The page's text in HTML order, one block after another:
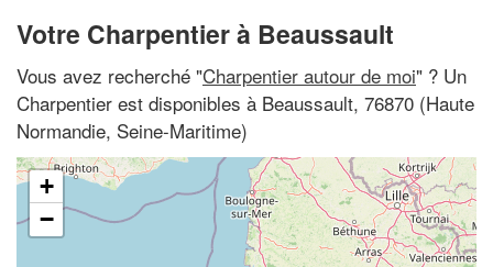
Votre Charpentier à Beaussault
Vous avez recherché "Charpentier autour de moi" ? Un
Charpentier est disponibles à Beaussault, 76870 (Haute
Normandie, Seine-Maritime)
+
−